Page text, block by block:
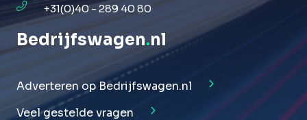
+31(0)40 - 289 40 80
Bedrijfswagen.nl
Adverteren op Bedrijfswagen.nl
Veel gestelde vragen